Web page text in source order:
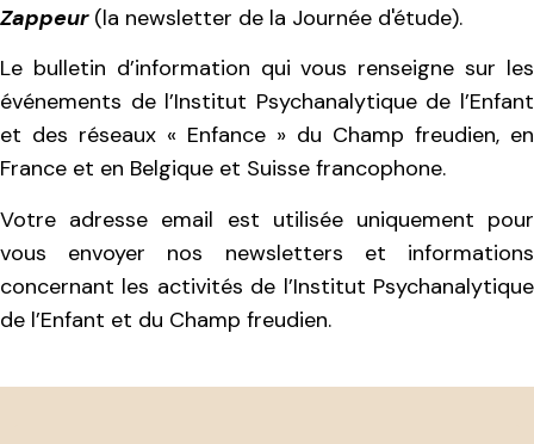
Zappeur(la newsletter de la Journée d'étude).
Le bulletin d’information qui vous renseigne sur les
événements de l’Institut Psychanalytique de l’Enfant
et des réseaux « Enfance » du Champ freudien, en
France et en Belgique et Suisse francophone.
Votre adresse email est utilisée uniquement pour
vous envoyer nos newsletters et informations
concernant les activités de l’Institut Psychanalytique
de l’Enfant et du Champ freudien.